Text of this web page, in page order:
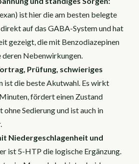
ist hier die am besten belegte
auf das GABA-System und hat
gezeigt, die mit Benzodiazepinen
Nebenwirkungen.
Prüfung, schwieriges
ist die beste Akutwahl. Es wirkt
fördert einen Zustand
Sedierung und ist auch in
Niedergeschlagenheit und
ist 5-HTP die logische Ergänzung.